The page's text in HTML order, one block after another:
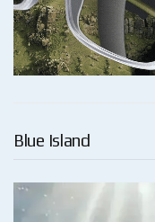
Blue Island